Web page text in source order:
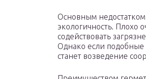
Основным
экологичность. Плохо
содействовать
Однако если подобные
станет возведение